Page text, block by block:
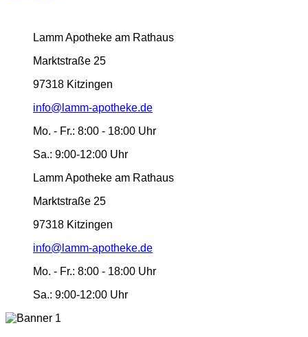
Lamm Apotheke am Rathaus
Marktstraße 25
97318 Kitzingen
info@lamm-apotheke.de
Mo. - Fr.: 8:00 - 18:00 Uhr
Sa.: 9:00-12:00 Uhr
Lamm Apotheke am Rathaus
Marktstraße 25
97318 Kitzingen
info@lamm-apotheke.de
Mo. - Fr.: 8:00 - 18:00 Uhr
Sa.: 9:00-12:00 Uhr